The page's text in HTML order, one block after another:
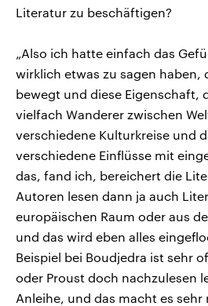
Literatur zu beschäftigen?
„Also ich hatte einfach das
wirklich etwas zu sagen haben,
bewegt und diese Eigenschaft,
vielfach Wanderer zwischen
verschiedene Kulturkreise und
verschiedene Einflüsse mit
das, fand ich, bereichert die
Autoren lesen dann ja auch
europäischen Raum oder aus
und das wird eben alles
Beispiel bei Boudjedra ist sehr
oder Proust doch nachzulesen
Anleihe, und das macht es sehr